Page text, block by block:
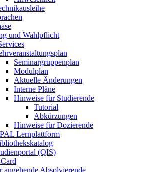
und Wahlpflicht
Seminargruppenplan
Modulplan
Aktuelle Änderungen
Interne Pläne
Hinweise für Studierende
Tutorial
Abkürzungen
Hinweise für Dozierende
Lernplattform
(QIS)
angehende Absolvierende